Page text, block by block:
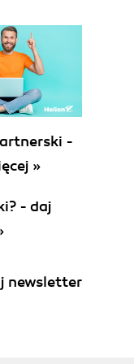
stronę?
dobrej
i teksty
-
»
- daj
newsletter